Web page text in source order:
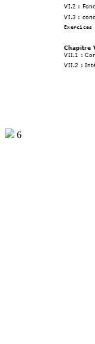
VI.2 :
VI.3 :
Exercices
Chapitre
VII.1 :
VII.2 :
6